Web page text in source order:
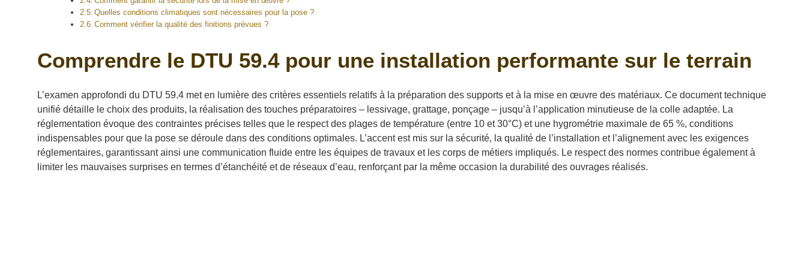
Quelles conditions climatiques sont nécessaires pour la pose ?
Comment vérifier la qualité des finitions prévues ?
Comprendre le DTU 59.4 pour une installation performante sur le terrain
L’examen approfondi du DTU 59.4 met en lumière des critères essentiels relatifs à la préparation des supports et à la mise en œuvre des matériaux. Ce document technique
unifié détaille le choix des produits, la réalisation des touches préparatoires – lessivage, grattage, ponçage – jusqu’à l’application minutieuse de la colle adaptée. La
réglementation évoque des contraintes précises telles que le respect des plages de température (entre 10 et 30°C) et une hygrométrie maximale de 65 %, conditions
indispensables pour que la pose se déroule dans des conditions optimales. L’accent est mis sur la sécurité, la qualité de l’installation et l’alignement avec les exigences
réglementaires, garantissant ainsi une communication fluide entre les équipes de travaux et les corps de métiers impliqués. Le respect des normes contribue également à
limiter les mauvaises surprises en termes d’étanchéité et de réseaux d’eau, renforçant par la même occasion la durabilité des ouvrages réalisés.